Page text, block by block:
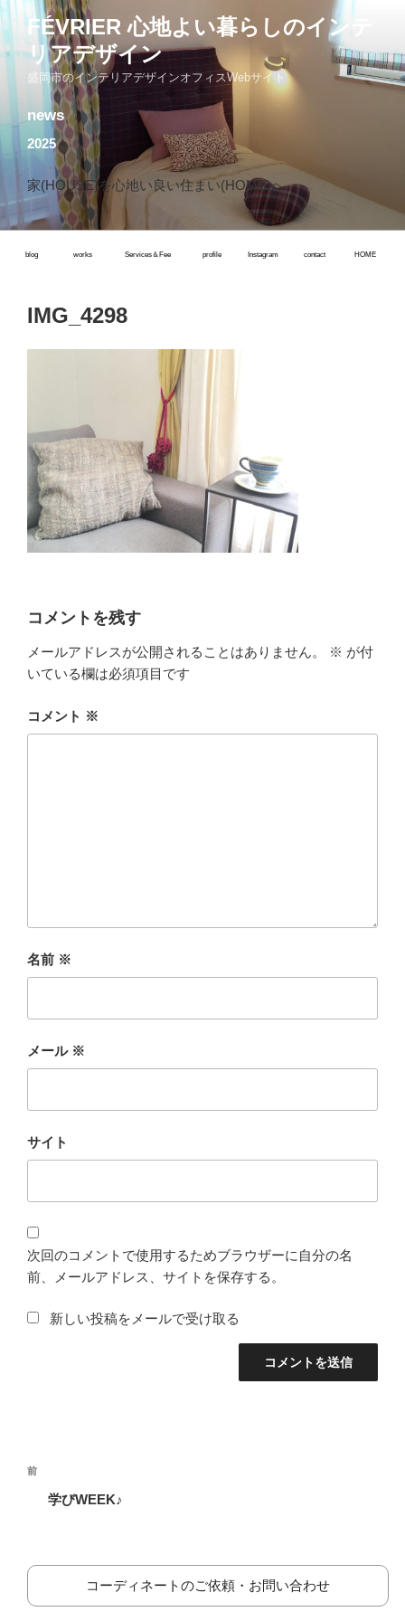
コ
ン
テ
プ
FÉVRIER 心地よい暮らしのインテ
リアデザイン
盛岡市のインテリアデザインオフィスWebサイト
news
2025
家(HOUSE)を心地い良い住まい(HOME)へ
blog works Services＆Fee profile Instagram contact HOME
IMG_4298
コメントを残す
メールアドレスが公開されることはありません。 ※ が付
いている欄は必須項目です
コメント ※
名前 ※
メール ※
サイト
次回のコメントで使用するためブラウザーに自分の名
前、メールアドレス、サイトを保存する。
新しい投稿をメールで受け取る
投
ゲ
シ
前
前
学びWEEK♪
コーディネートのご依頼・お問い合わせ